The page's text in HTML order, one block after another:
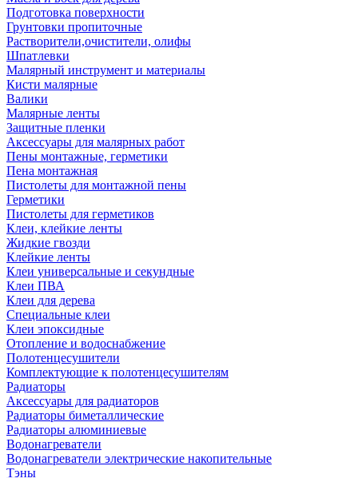
Подготовка поверхности
Грунтовки пропиточные
Растворители,очистители, олифы
Шпатлевки
Малярный инструмент и материалы
Кисти малярные
Валики
Малярные ленты
Защитные пленки
Аксессуары для малярных работ
Пены монтажные, герметики
Пена монтажная
Пистолеты для монтажной пены
Герметики
Пистолеты для герметиков
Клеи, клейкие ленты
Жидкие гвозди
Клейкие ленты
Клеи универсальные и секундные
Клеи ПВА
Клеи для дерева
Специальные клеи
Клеи эпоксидные
Отопление и водоснабжение
Полотенцесушители
Комплектующие к полотенцесушителям
Радиаторы
Аксессуары для радиаторов
Радиаторы биметаллические
Радиаторы алюминиевые
Водонагреватели
Водонагреватели электрические накопительные
Тэны